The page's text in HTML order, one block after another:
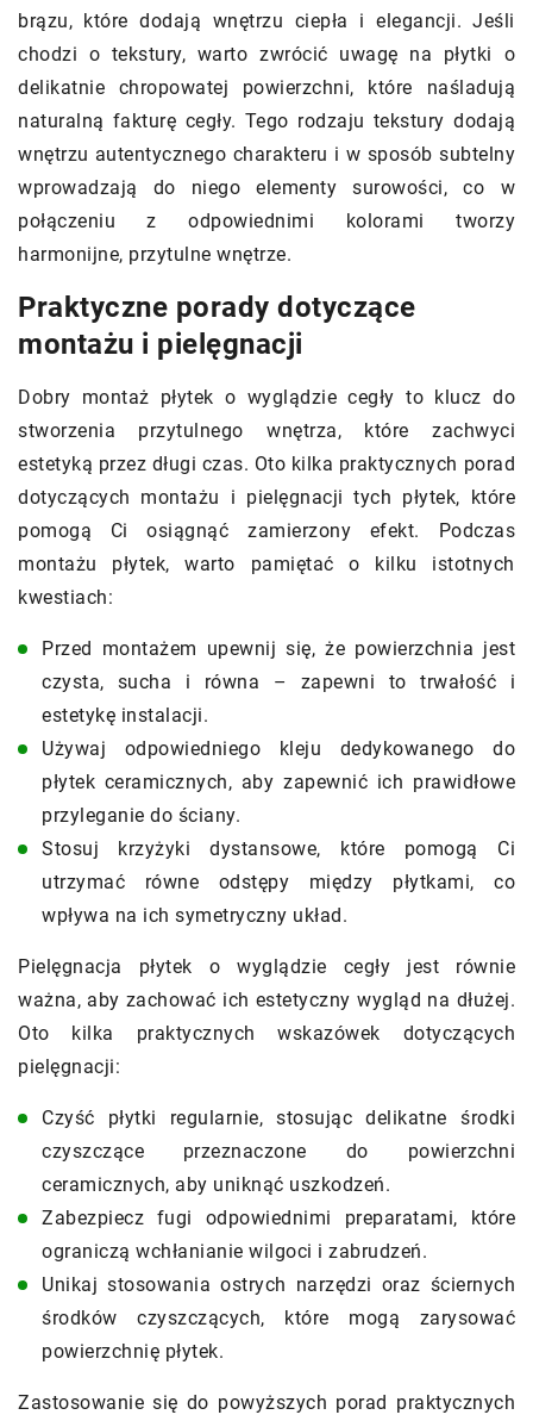
brązu, które dodają wnętrzu ciepła i elegancji. Jeśli
chodzi o tekstury, warto zwrócić uwagę na płytki o
delikatnie chropowatej powierzchni, które naśladują
naturalną fakturę cegły. Tego rodzaju tekstury dodają
wnętrzu autentycznego charakteru i w sposób subtelny
wprowadzają do niego elementy surowości, co w
połączeniu z odpowiednimi kolorami tworzy
harmonijne, przytulne wnętrze.
Praktyczne porady dotyczące
montażu i pielęgnacji
Dobry montaż płytek o wyglądzie cegły to klucz do
stworzenia przytulnego wnętrza, które zachwyci
estetyką przez długi czas. Oto kilka praktycznych porad
dotyczących montażu i pielęgnacji tych płytek, które
pomogą Ci osiągnąć zamierzony efekt. Podczas
montażu płytek, warto pamiętać o kilku istotnych
kwestiach:
Przed montażem upewnij się, że powierzchnia jest
czysta, sucha i równa – zapewni to trwałość i
estetykę instalacji.
Używaj odpowiedniego kleju dedykowanego do
płytek ceramicznych, aby zapewnić ich prawidłowe
przyleganie do ściany.
Stosuj krzyżyki dystansowe, które pomogą Ci
utrzymać równe odstępy między płytkami, co
wpływa na ich symetryczny układ.
Pielęgnacja płytek o wyglądzie cegły jest równie
ważna, aby zachować ich estetyczny wygląd na dłużej.
Oto kilka praktycznych wskazówek dotyczących
pielęgnacji:
Czyść płytki regularnie, stosując delikatne środki
czyszczące przeznaczone do powierzchni
ceramicznych, aby uniknąć uszkodzeń.
Zabezpiecz fugi odpowiednimi preparatami, które
ograniczą wchłanianie wilgoci i zabrudzeń.
Unikaj stosowania ostrych narzędzi oraz ściernych
środków czyszczących, które mogą zarysować
powierzchnię płytek.
Zastosowanie się do powyższych porad praktycznych